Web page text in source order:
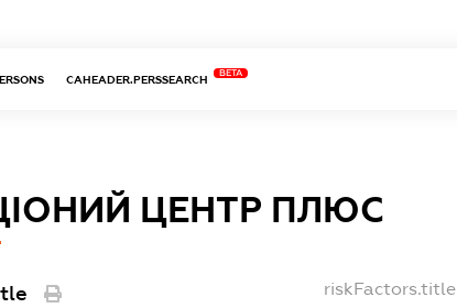
CAHEADER.PERSSEARCH
BETA
ЦЕНТР ПЛЮС
riskFactors.title